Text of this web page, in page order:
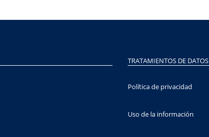
TRATAMIENTOS DE DATOS
Política de privacidad
Uso de la información